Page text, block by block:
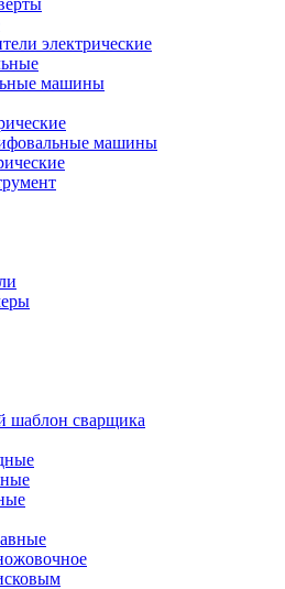
электрические
машины
машины
шаблон сварщика